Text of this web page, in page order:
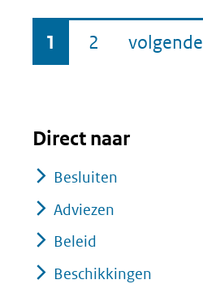
1 2 volgende
Direct naar
Besluiten
Adviezen
Beleid
Beschikkingen